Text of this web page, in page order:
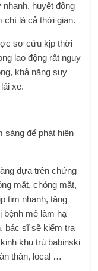
huyết động
chí là cả thời gian.
sơ cứu kịp thời
lao động rất nguy
khả năng suy
xe.
sàng để phát hiện
dựa trên chứng
mặt, chóng mặt,
tim nhanh, tăng
mê làm hạ
bác sĩ sẽ kiểm tra
khu trú babinski
thân, local …